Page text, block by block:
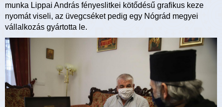
munka Lippai András fényeslitkei kötődésű grafikus keze
nyomát viseli, az üvegcséket pedig egy Nógrád megyei
vállalkozás gyártotta le.